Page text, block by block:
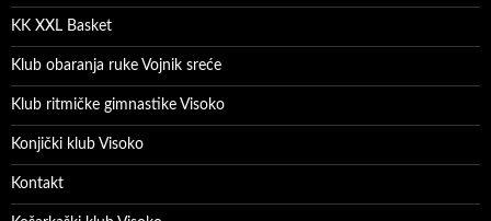
KK XXL Basket
Klub obaranja ruke Vojnik sreće
Klub ritmičke gimnastike Visoko
Konjički klub Visoko
Kontakt